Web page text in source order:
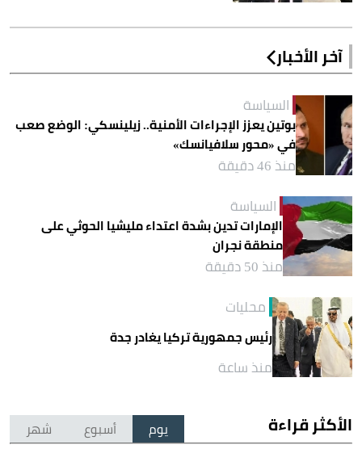
آخر الأخبار
السياسة
بوتين يعزز الإجراءات الأمنية.. زيلينسكي: الوضع صعب
في «محور سلافيانسك»
منذ 46 دقيقة
السياسة
الإمارات تدين بشدة اعتداء مليشيا الحوثي على
منطقة نجران
منذ 50 دقيقة
محليات
رئيس جمهورية تركيا يغادر جدة
منذ ساعة
الأكثر قراءة يوم أسبوع شهر